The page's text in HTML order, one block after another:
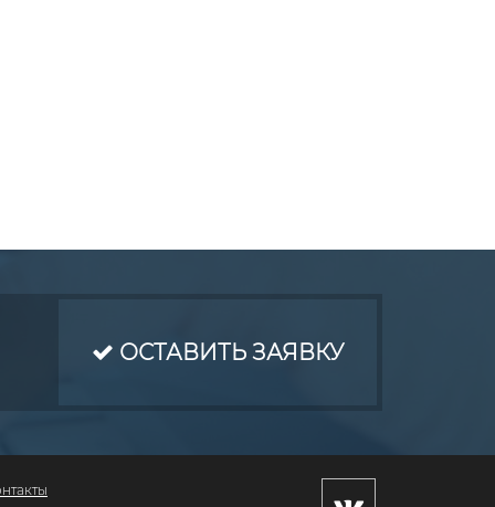
ОСТАВИТЬ ЗАЯВКУ